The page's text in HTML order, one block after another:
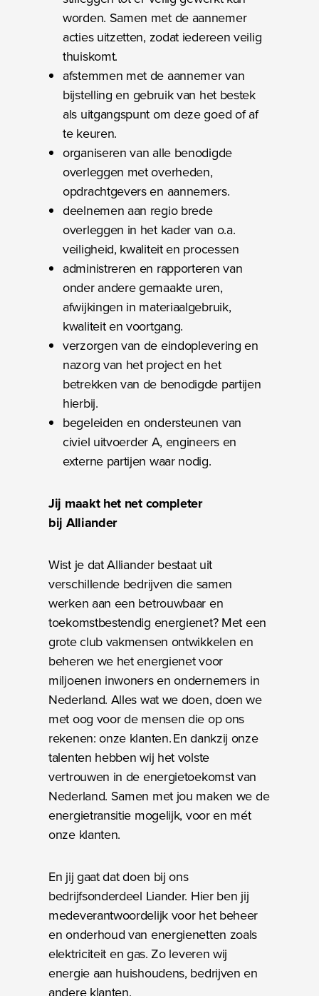
worden. Samen met de aannemer
acties uitzetten, zodat iedereen veilig
thuiskomt.
afstemmen met de aannemer van
bijstelling en gebruik van het bestek
als uitgangspunt om deze goed of af
te keuren.
organiseren van alle benodigde
overleggen met overheden,
opdrachtgevers en aannemers.
deelnemen aan regio brede
overleggen in het kader van o.a.
veiligheid, kwaliteit en processen
administreren en rapporteren van
onder andere gemaakte uren,
afwijkingen in materiaalgebruik,
kwaliteit en voortgang.
verzorgen van de eindoplevering en
nazorg van het project en het
betrekken van de benodigde partijen
hierbij.
begeleiden en ondersteunen van
civiel uitvoerder A, engineers en
externe partijen waar nodig.
Jij maakt het net completer
bij Alliander
Wist je dat Alliander bestaat uit
verschillende bedrijven die samen
werken aan een betrouwbaar en
toekomstbestendig energienet? Met een
grote club vakmensen ontwikkelen en
beheren we het energienet voor
miljoenen inwoners en ondernemers in
Nederland. Alles wat we doen, doen we
met oog voor de mensen die op ons
rekenen: onze klanten. En dankzij onze
talenten hebben wij het volste
vertrouwen in de energietoekomst van
Nederland. Samen met jou maken we de
energietransitie mogelijk, voor en mét
onze klanten.
En jij gaat dat doen bij ons
bedrijfsonderdeel Liander. Hier ben jij
medeverantwoordelijk voor het beheer
en onderhoud van energienetten zoals
elektriciteit en gas. Zo leveren wij
energie aan huishoudens, bedrijven en